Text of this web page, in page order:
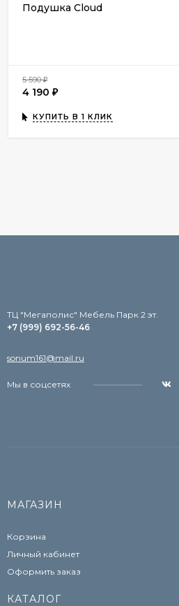
Подушка Cloud
5 590₽
4 190 ₽
КУПИТЬ В 1 КЛИК
TЦ "Мегаполис" Мебель Парк 2 эт.
+7 (999) 692-56-46
sonum161@mail.ru
Мы в соцсетях
МАГАЗИН
Корзина
Личный кабинет
Оформить заказ
КАТАЛОГ